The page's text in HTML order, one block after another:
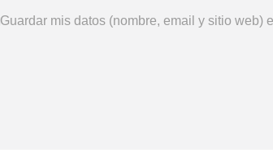
Guardar mis datos (nombre, email y sitio web)